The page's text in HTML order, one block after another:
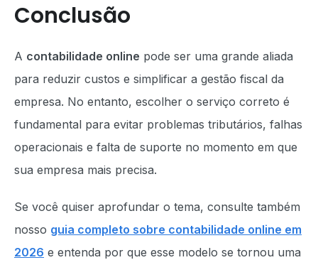
Conclusão
A contabilidade online pode ser uma grande aliada
para reduzir custos e simplificar a gestão fiscal da
empresa. No entanto, escolher o serviço correto é
fundamental para evitar problemas tributários, falhas
operacionais e falta de suporte no momento em que
sua empresa mais precisa.
Se você quiser aprofundar o tema, consulte também
nosso guia completo sobre contabilidade online em
2026 e entenda por que esse modelo se tornou uma